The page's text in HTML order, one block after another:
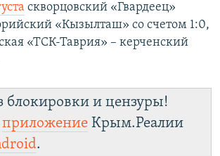
скворцовский «Гвардеец»
«Кызылташ» со счетом 1:0,
«ТСК-Таврия» – керченский
блокировки и цензуры!
приложение Крым.Реалии
.